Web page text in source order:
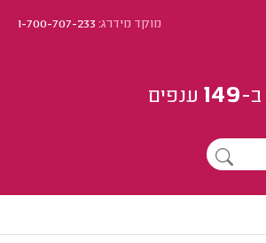
מוקד מידרג:1-700-707-233
ב-149 ענפים